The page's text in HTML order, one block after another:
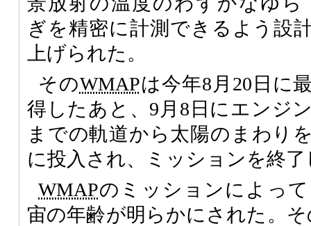
ぎを精密に計測できるよう設
上げられた。
そのWMAPは今年8月20日に
得したあと、9月8日にエンジ
までの軌道から太陽のまわり
に投入され、ミッションを終了
WMAPのミッションによっ
宙の年齢が明らかにされた。